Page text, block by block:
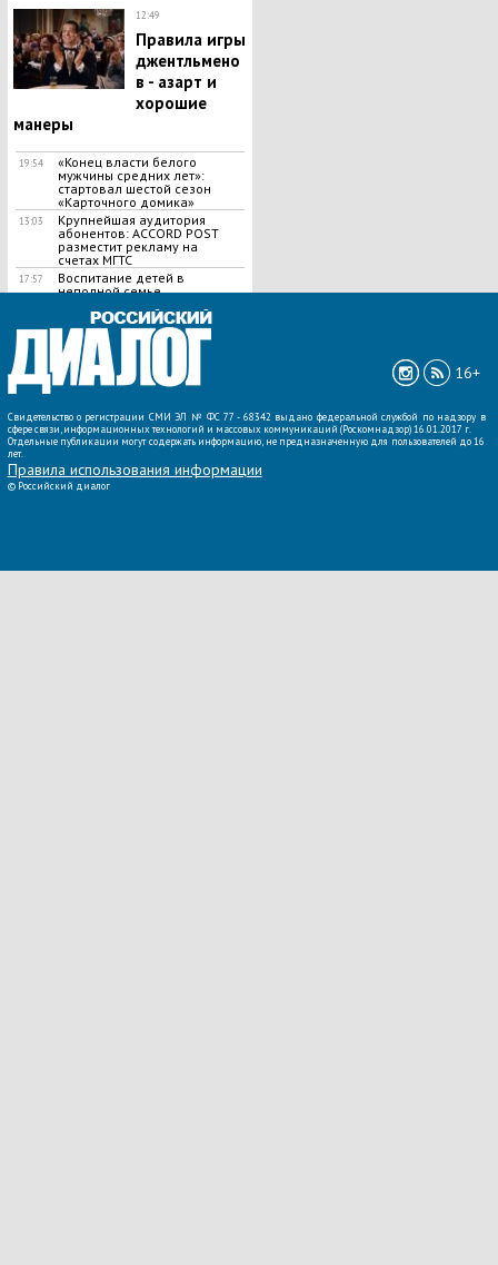
12:49
Правила игры
джентльмено
в - азарт и
хорошие
манеры
19:54
«Конец власти белого
мужчины средних лет»:
стартовал шестой сезон
«Карточного домика»
13:03
Крупнейшая аудитория
абонентов: ACCORD POST
разместит рекламу на
счетах МГТС
17:57
Воспитание детей в
неполной семье
ВСЕ НОВОСТИ »
16+
Свидетельство о регистрации СМИ ЭЛ № ФС 77 - 68342 выдано федеральной службой по надзору в
сфере связи, информационных технологий и массовых коммуникаций (Роскомнадзор) 16.01.2017 г.
Отдельные публикации могут содержать информацию, не предназначенную для пользователей до 16
лет.
Правила использования информации
© Российский диалог